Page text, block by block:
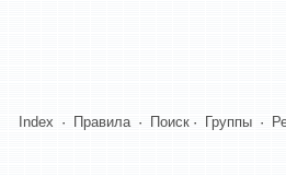
Index · Правила · Поиск · Группы ·